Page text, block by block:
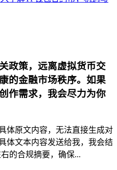
政策，远离虚拟货币交
的金融市场秩序。如果
作需求，我会尽力为你
体原文内容，无法直接生成对
体文本内容发送给我，我会结
的合规摘要，确保...